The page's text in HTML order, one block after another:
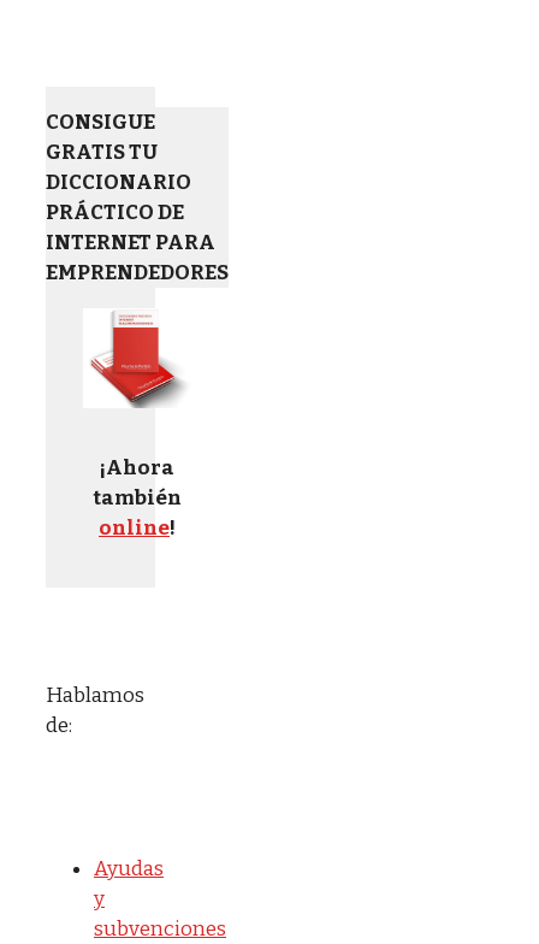
CONSIGUE
GRATIS TU
DICCIONARIO
PRÁCTICO DE
INTERNET PARA
EMPRENDEDORES
¡Ahora
también
online!
Hablamos
de:
Ayudas
y
subvenciones